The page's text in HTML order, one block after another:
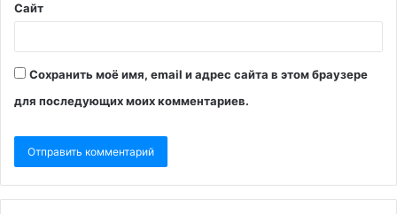
Сайт
Сохранить моё имя, email и адрес сайта в этом браузере
для последующих моих комментариев.